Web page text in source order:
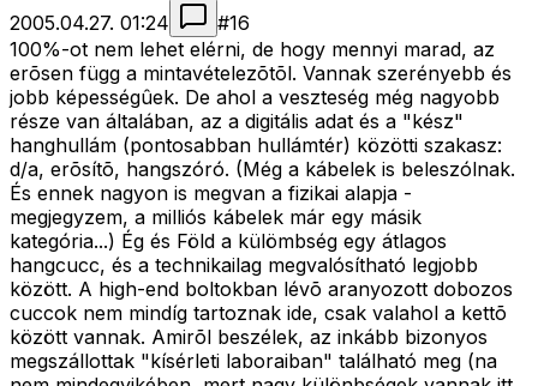
2005.04.27. 01:24
#16
100%-ot nem lehet elérni, de hogy mennyi marad, az
erõsen függ a mintavételezõtõl. Vannak szerényebb és
jobb képességûek. De ahol a veszteség még nagyobb
része van általában, az a digitális adat és a "kész"
hanghullám (pontosabban hullámtér) közötti szakasz:
d/a, erõsítõ, hangszóró. (Még a kábelek is beleszólnak.
És ennek nagyon is megvan a fizikai alapja -
megjegyzem, a milliós kábelek már egy másik
kategória...) Ég és Föld a külömbség egy átlagos
hangcucc, és a technikailag megvalósítható legjobb
között. A high-end boltokban lévõ aranyozott dobozos
cuccok nem mindíg tartoznak ide, csak valahol a kettõ
között vannak. Amirõl beszélek, az inkább bizonyos
megszállottak "kísérleti laboraiban" található meg (na